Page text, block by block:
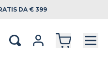
DA € 399